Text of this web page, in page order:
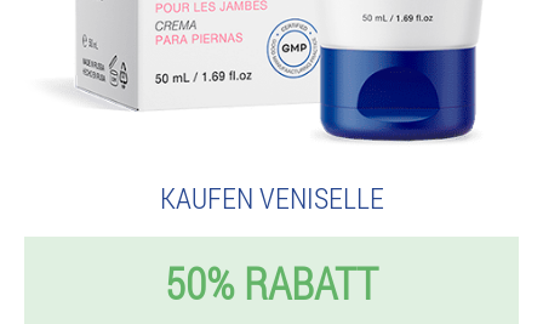
KAUFEN VENISELLE
50% RABATT